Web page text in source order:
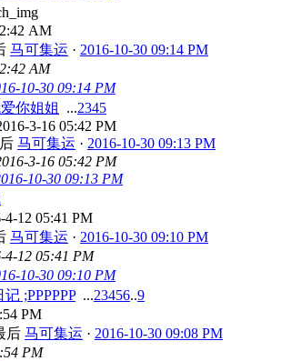
AM
马可集运 · 2016-10-30 09:14 PM
AM
10-30 09:14 PM
你姐姐
...2345
3-16 05:42 PM
马可集运 · 2016-10-30 09:13 PM
3-16 05:42 PM
10-30 09:13 PM
4-12 05:41 PM
马可集运 · 2016-10-30 09:10 PM
4-12 05:41 PM
10-30 09:10 PM
;PPPPPP ...23456..9
PM
后 马可集运 · 2016-10-30 09:08 PM
PM